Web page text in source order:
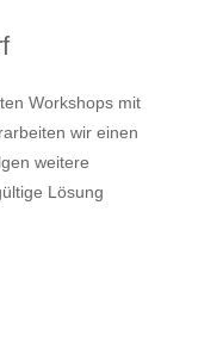
Workshops mit
wir einen
weitere
Lösung